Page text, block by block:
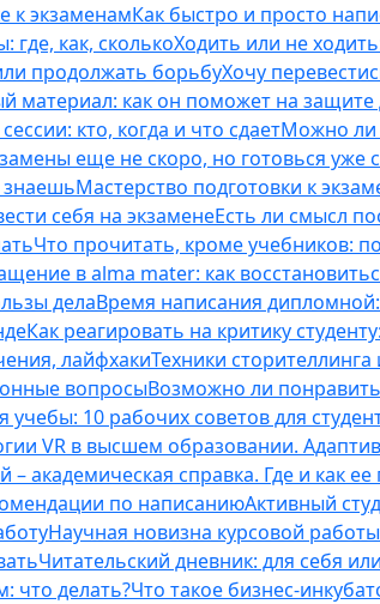
к экзаменамКак быстро и просто
как, сколькоХодить или не
продолжать борьбуХочу
материал: как он поможет на
кто, когда и что сдаетМожно ли
еще не скоро, но готовься уже
знаешьМастерство подготовки к
себя на экзаменеЕсть ли смысл
Что прочитать, кроме учебников:
в alma mater: как
делаВремя написания
Как реагировать на критику
лайфхакиТехники сторителлинга
вопросыВозможно ли
10 рабочих советов для
VR в высшем образовании.
– академическая справка. Где и как
по написаниюАктивный
Научная новизна курсовой
Читательский дневник: для себя
что делать?Что такое бизнес-